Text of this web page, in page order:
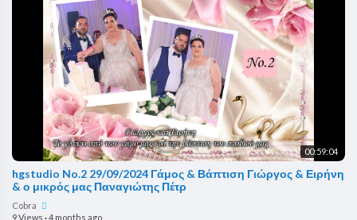
00:59:04
hgstudio No.2 29/09/2024 Γάμος & Βάπτιση Γιώργος & Ειρήνη
& ο μικρός μας Παναγιώτης Πέτρ
Cobra
9 Views ·4 months ago